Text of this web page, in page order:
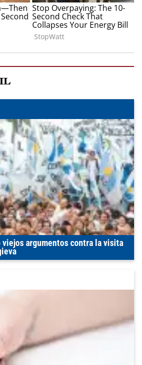
viejos argumentos contra la visita